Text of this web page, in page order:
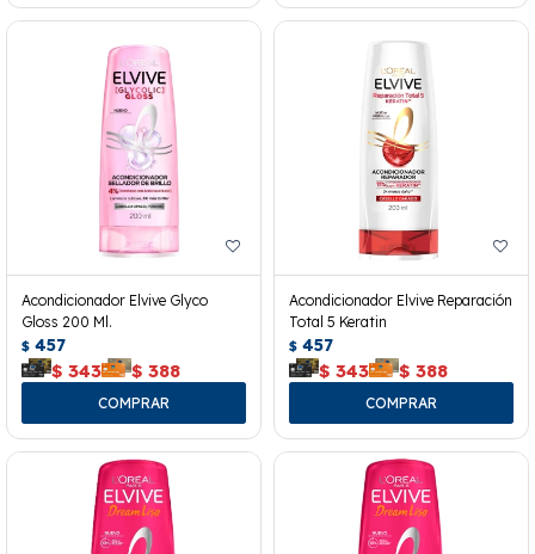
Acondicionador Elvive Glyco
Gloss 200 Ml.
$ 457
$ 343 $ 388
Acondicionador Elvive Reparación
Total 5 Keratin
$ 457
$ 343 $ 388